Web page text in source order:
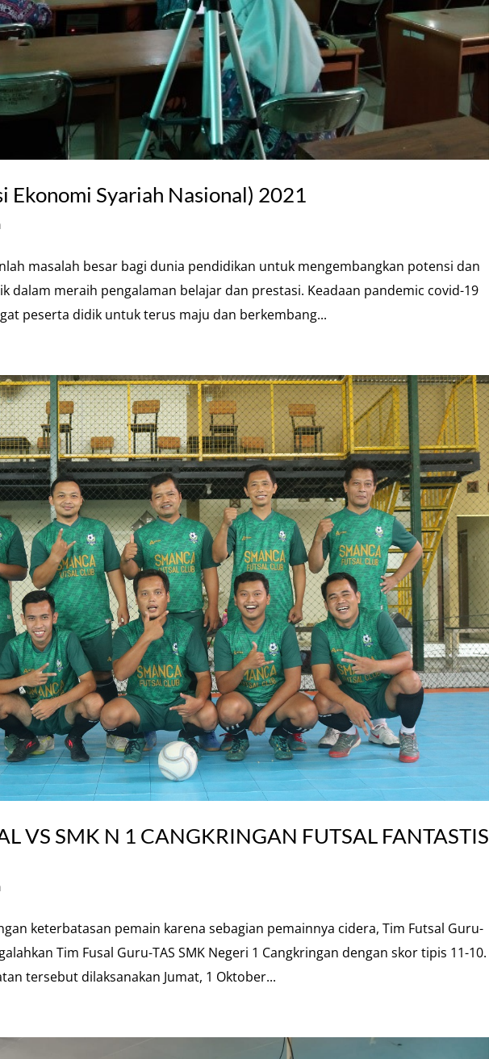
Ekonomi Syariah Nasional) 2021
masalah besar bagi dunia pendidikan untuk mengembangkan potensi dan
dalam meraih pengalaman belajar dan prestasi. Keadaan pandemic covid-19
peserta didik untuk terus maju dan berkembang...
VS SMK N 1 CANGKRINGAN FUTSAL FANTASTIS
keterbatasan pemain karena sebagian pemainnya cidera, Tim Futsal Guru-
Tim Fusal Guru-TAS SMK Negeri 1 Cangkringan dengan skor tipis 11-10.
tersebut dilaksanakan Jumat, 1 Oktober...